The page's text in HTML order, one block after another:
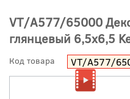
VT/A577/65000
глянцевый 6,5x6,5
Код товара VT/A577/